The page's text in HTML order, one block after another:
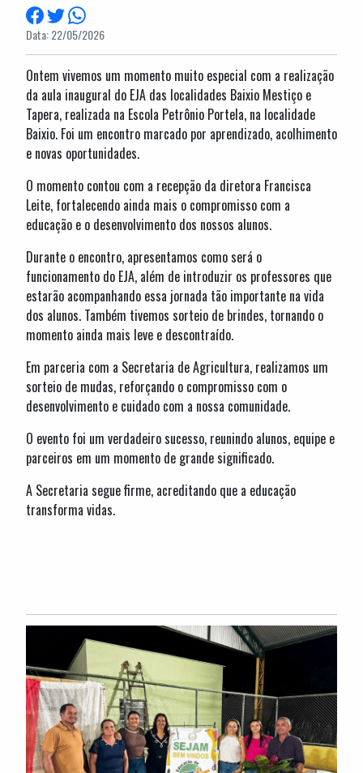
Data: 22/05/2026
Ontem vivemos um momento muito especial com a realização
da aula inaugural do EJA das localidades Baixio Mestiço e
Tapera, realizada na Escola Petrônio Portela, na localidade
Baixio. Foi um encontro marcado por aprendizado, acolhimento
e novas oportunidades.
O momento contou com a recepção da diretora Francisca
Leite, fortalecendo ainda mais o compromisso com a
educação e o desenvolvimento dos nossos alunos.
Durante o encontro, apresentamos como será o
funcionamento do EJA, além de introduzir os professores que
estarão acompanhando essa jornada tão importante na vida
dos alunos. Também tivemos sorteio de brindes, tornando o
momento ainda mais leve e descontraído.
Em parceria com a Secretaria de Agricultura, realizamos um
sorteio de mudas, reforçando o compromisso com o
desenvolvimento e cuidado com a nossa comunidade.
O evento foi um verdadeiro sucesso, reunindo alunos, equipe e
parceiros em um momento de grande significado.
A Secretaria segue firme, acreditando que a educação
transforma vidas.